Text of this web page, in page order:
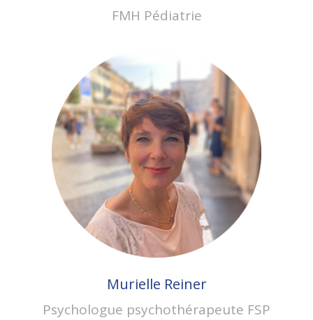
FMH Pédiatrie
Murielle Reiner
Psychologue psychothérapeute FSP